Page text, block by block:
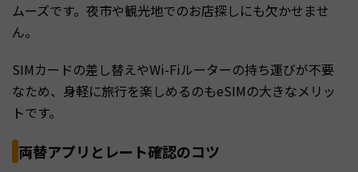
ムーズです。夜市や観光地でのお店探しにも欠かせませ
ん。
SIMカードの差し替えやWi-Fiルーターの持ち運びが不要
なため、身軽に旅行を楽しめるのもeSIMの大きなメリッ
トです。
両替アプリとレート確認のコツ